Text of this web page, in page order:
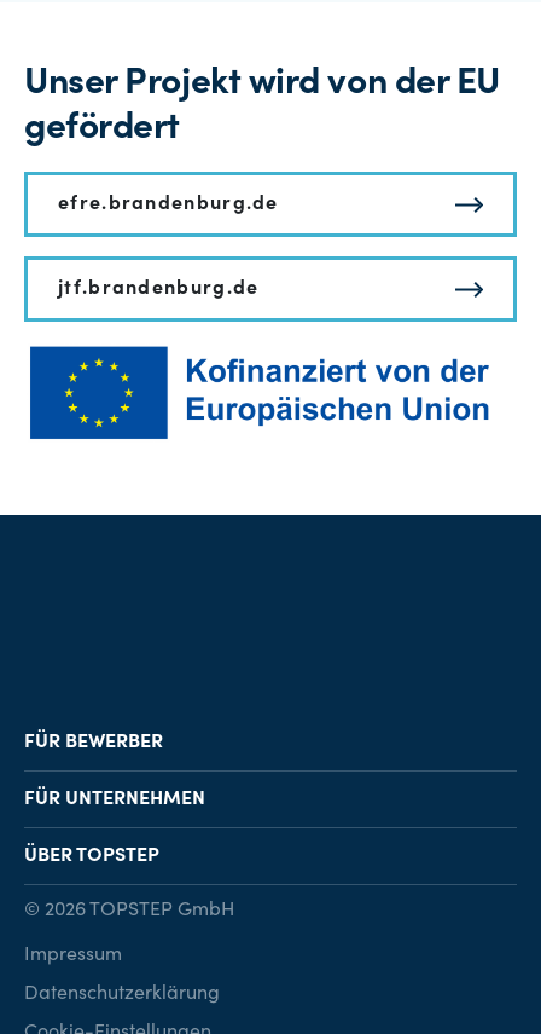
Unser Projekt wird von der EU
gefördert
efre.brandenburg.de
jtf.brandenburg.de
FÜR BEWERBER
Job-Finder
Karriereberatung
FÜR UNTERNEHMEN
Personalvermittlung
Personalsuche
ÜBER TOPSTEP
Kontakt
© 2026 TOPSTEP GmbH
Impressum
Datenschutzerklärung